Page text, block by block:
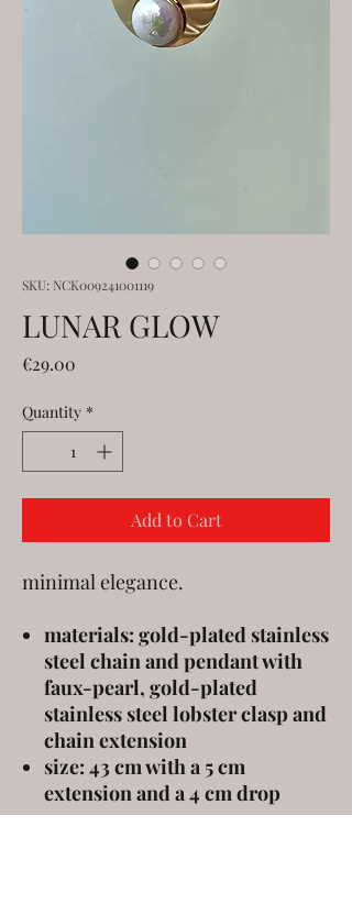
SKU: NCK009241001119
LUNAR GLOW
€29.00
Quantity *
Add to Cart
minimal elegance.
materials: gold-plated stainless
steel chain and pendant with
faux-pearl, gold-plated
stainless steel lobster clasp and
chain extension
size: 43 cm with a 5 cm
extension and a 4 cm drop